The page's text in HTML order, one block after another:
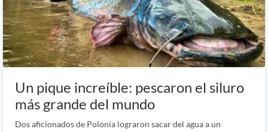
Un pique increíble: pescaron el siluro
más grande del mundo
Dos aficionados de Polonia lograron sacar del agua a un